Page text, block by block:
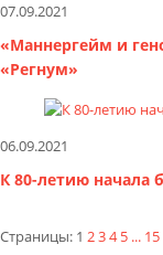
07.09.2021
«Маннергейм и
«Регнум»
06.09.2021
К 80-летию начала
Страницы: 1 234 5 ... 15